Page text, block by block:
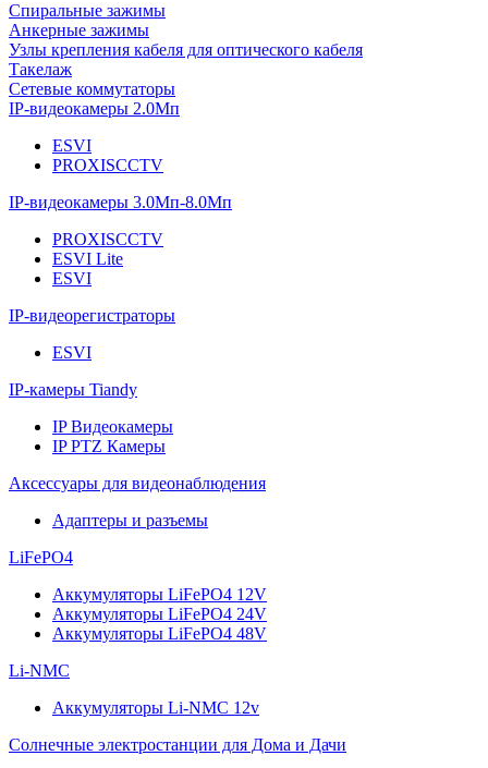
Спиральные зажимы
Анкерные зажимы
Узлы крепления кабеля для оптического кабеля
Такелаж
Сетевые коммутаторы
IP-видеокамеры 2.0Мп
ESVI
PROXISCCTV
IP-видеокамеры 3.0Мп-8.0Мп
PROXISCCTV
ESVI Lite
ESVI
IP-видеорегистраторы
ESVI
IP-камеры Tiandy
IP Видеокамеры
IP PTZ Камеры
Аксессуары для видеонаблюдения
Адаптеры и разъемы
LiFePO4
Аккумуляторы LiFePO4 12V
Аккумуляторы LiFePO4 24V
Аккумуляторы LiFePO4 48V
Li-NMC
Аккумуляторы Li-NMC 12v
Солнечные электростанции для Дома и Дачи